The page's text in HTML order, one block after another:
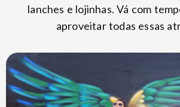
lanches e lojinhas. Vá com
aproveitar todas essas